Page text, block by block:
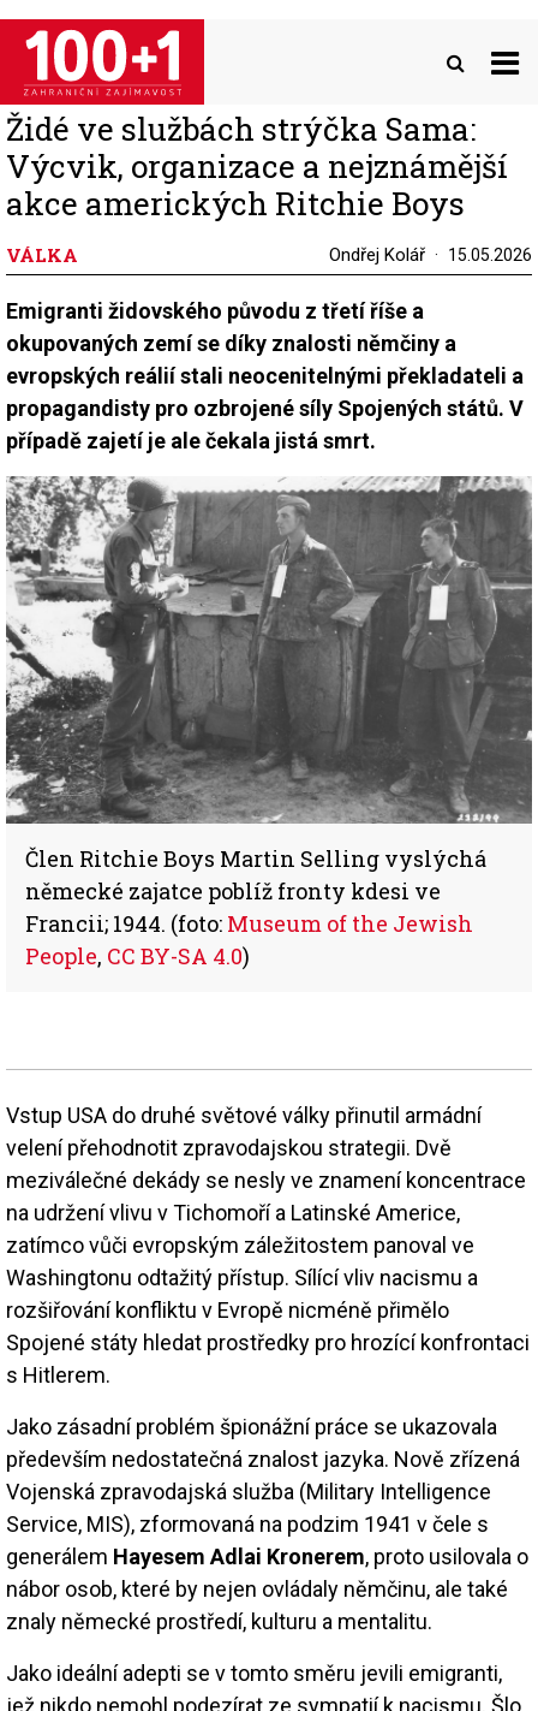
Přejít
hlavnímu
obsahu
Židé ve službách strýčka Sama:
Výcvik, organizace a nejznámější
akce amerických Ritchie Boys
VÁLKA Ondřej Kolář 15.05.2026
Emigranti židovského původu z třetí říše a
okupovaných zemí se díky znalosti němčiny a
evropských reálií stali neocenitelnými překladateli a
propagandisty pro ozbrojené síly Spojených států. V
případě zajetí je ale čekala jistá smrt.
Člen Ritchie Boys Martin Selling vyslýchá
německé zajatce poblíž fronty kdesi ve
Francii; 1944. (foto: Museum of the Jewish
People, CC BY-SA 4.0)
Vstup USA do druhé světové války přinutil armádní
velení přehodnotit zpravodajskou strategii. Dvě
meziválečné dekády se nesly ve znamení koncentrace
na udržení vlivu v Tichomoří a Latinské Americe,
zatímco vůči evropským záležitostem panoval ve
Washingtonu odtažitý přístup. Sílící vliv nacismu a
rozšiřování konfliktu v Evropě nicméně přimělo
Spojené státy hledat prostředky pro hrozící konfrontaci
s Hitlerem.
Jako zásadní problém špionážní práce se ukazovala
především nedostatečná znalost jazyka. Nově zřízená
Vojenská zpravodajská služba (Military Intelligence
Service, MIS), zformovaná na podzim 1941 v čele s
generálem Hayesem Adlai Kronerem, proto usilovala o
nábor osob, které by nejen ovládaly němčinu, ale také
znaly německé prostředí, kulturu a mentalitu.
Jako ideální adepti se v tomto směru jevili emigranti,
jež nikdo nemohl podezírat ze sympatií k nacismu. Šlo